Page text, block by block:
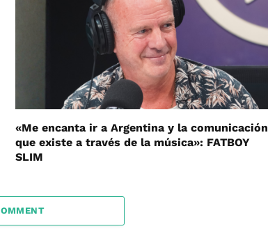
«Me encanta ir a Argentina y la comunicación
que existe a través de la música»: FATBOY
SLIM